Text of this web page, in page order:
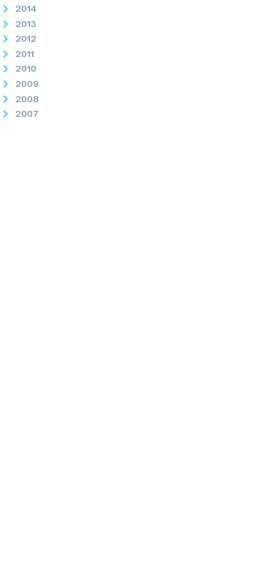
2014
2013
2012
2011
2010
2009
2008
2007